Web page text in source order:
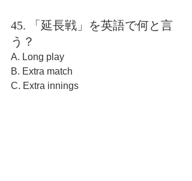
45. 「延長戦」を英語で何と言
う？
A. Long play
B. Extra match
C. Extra innings